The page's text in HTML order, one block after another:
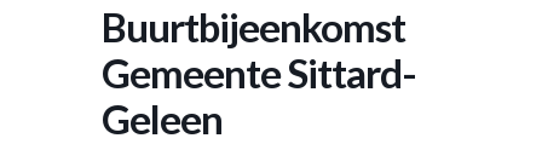
Buurtbijeenkomst
Gemeente Sittard-
Geleen